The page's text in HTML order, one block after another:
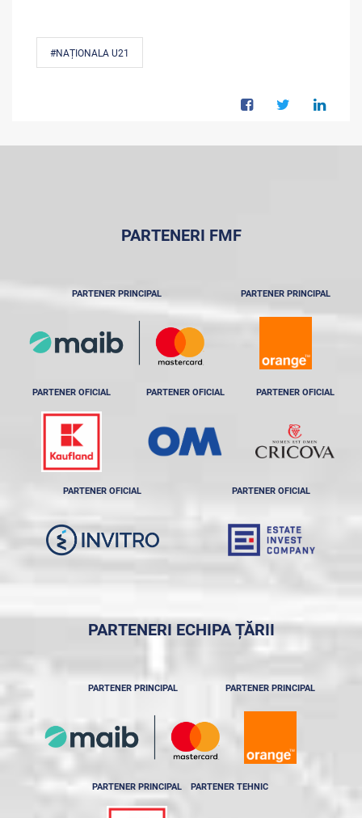
#NAȚIONALA U21
PARTENERI FMF
PARTENER PRINCIPAL PARTENER PRINCIPAL
PARTENER OFICIAL PARTENER OFICIAL PARTENER OFICIAL
PARTENER OFICIAL PARTENER OFICIAL
PARTENERI ECHIPA ȚĂRII
PARTENER PRINCIPAL PARTENER PRINCIPAL
PARTENER PRINCIPAL PARTENER TEHNIC